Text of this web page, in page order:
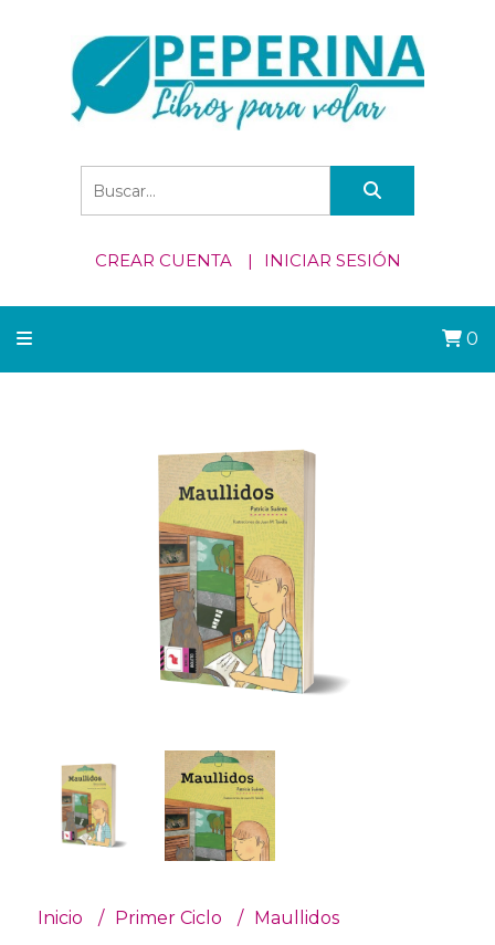
CREAR CUENTA INICIAR SESIÓN
0
Inicio Primer Ciclo Maullidos